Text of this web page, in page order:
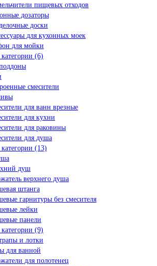
пищевых отходов
дозаторы
доски
для кухонных моек
для мойки
(6)
смесители
для ванн врезные
для кухни
для раковины
для душа
(13)
душ
верхнего душа
штанга
гарнитуры без смесителя
лейки
панели
(9)
и лотки
для ванной
для полотенец